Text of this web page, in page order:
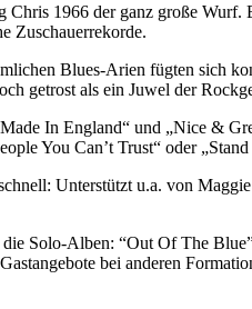
1966 der ganz große Wurf.
Zuschauerrekorde.
Blues-Arien fügten sich
getrost als ein Juwel der
In England“ und „Nice &
You Can’t Trust“ oder
Unterstützt u.a. von
Solo-Alben: “Out Of The
bei anderen